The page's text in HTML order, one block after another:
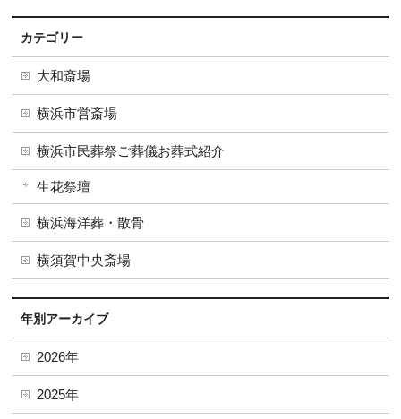
カテゴリー
大和斎場
横浜市営斎場
横浜市民葬祭ご葬儀お葬式紹介
生花祭壇
横浜海洋葬・散骨
横須賀中央斎場
年別アーカイブ
2026年
2025年